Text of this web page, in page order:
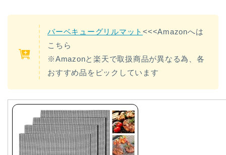
バーベキューグリルマット<<<Amazonへは
こちら
※Amazonと楽天で取扱商品が異なる為、各
おすすめ品をピックしています